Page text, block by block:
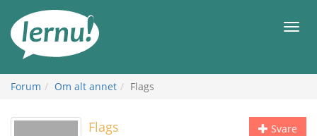
innholdet
Meny
Forum Om alt annet Flags
Svare
Flags